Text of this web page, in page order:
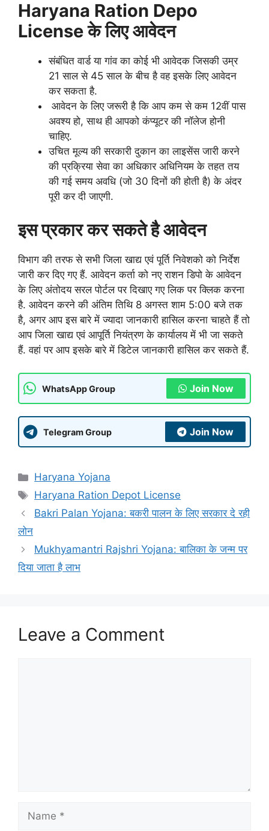
Haryana Ration Depo
License के लिए आवेदन
संबंधित वार्ड या गांव का कोई भी आवेदक जिसकी उम्र
21 साल से 45 साल के बीच है वह इसके लिए आवेदन
कर सकता है.
आवेदन के लिए जरूरी है कि आप कम से कम 12वीं पास
अवश्य हो, साथ ही आपको कंप्यूटर की नॉलेज होनी
चाहिए.
उचित मूल्य की सरकारी दुकान का लाइसेंस जारी करने
की प्रक्रिया सेवा का अधिकार अधिनियम के तहत तय
की गई समय अवधि (जो 30 दिनों की होती है) के अंदर
पूरी कर दी जाएगी.
इस प्रकार कर सकते है आवेदन
विभाग की तरफ से सभी जिला खाद्य एवं पूर्ति निवेशको को निर्देश
जारी कर दिए गए हैं. आवेदन कर्ता को नए राशन डिपो के आवेदन
के लिए अंतोदय सरल पोर्टल पर दिखाए गए लिक पर क्लिक करना
है. आवेदन करने की अंतिम तिथि 8 अगस्त शाम 5:00 बजे तक
है, अगर आप इस बारे में ज्यादा जानकारी हासिल करना चाहते हैं तो
आप जिला खाद्य एवं आपूर्ति नियंत्रण के कार्यालय में भी जा सकते
हैं. वहां पर आप इसके बारे में डिटेल जानकारी हासिल कर सकते हैं.
WhatsApp Group Join Now
Telegram Group Join Now
Categories
Haryana Yojana
Tags
Haryana Ration Depot License
Bakri Palan Yojana: बकरी पालन के लिए सरकार दे रही
लोन
Mukhyamantri Rajshri Yojana: बालिका के जन्म पर
दिया जाता है लाभ
Leave a Comment
Name